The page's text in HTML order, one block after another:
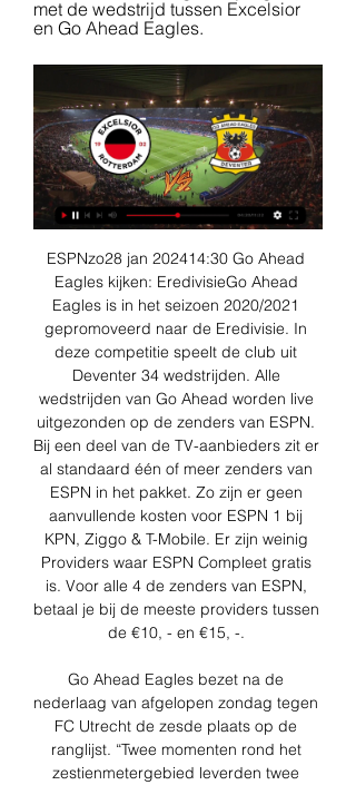
met de wedstrijd tussen Excelsior
en Go Ahead Eagles.
ESPNzo28 jan 202414:30 Go Ahead
Eagles kijken: EredivisieGo Ahead
Eagles is in het seizoen 2020/2021
gepromoveerd naar de Eredivisie. In
deze competitie speelt de club uit
Deventer 34 wedstrijden. Alle
wedstrijden van Go Ahead worden live
uitgezonden op de zenders van ESPN.
Bij een deel van de TV-aanbieders zit er
al standaard één of meer zenders van
ESPN in het pakket. Zo zijn er geen
aanvullende kosten voor ESPN 1 bij
KPN, Ziggo & T-Mobile. Er zijn weinig
Providers waar ESPN Compleet gratis
is. Voor alle 4 de zenders van ESPN,
betaal je bij de meeste providers tussen
de €10, - en €15, -.
Go Ahead Eagles bezet na de
nederlaag van afgelopen zondag tegen
FC Utrecht de zesde plaats op de
ranglijst. “Twee momenten rond het
zestienmetergebied leverden twee